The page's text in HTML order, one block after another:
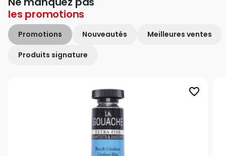
les promotions
Promotions Nouveautés Meilleures ventes
Produits signature
favorite_border